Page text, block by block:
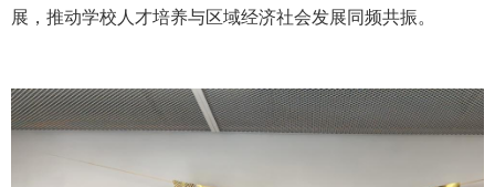
展，推动学校人才培养与区域经济社会发展同频共振。